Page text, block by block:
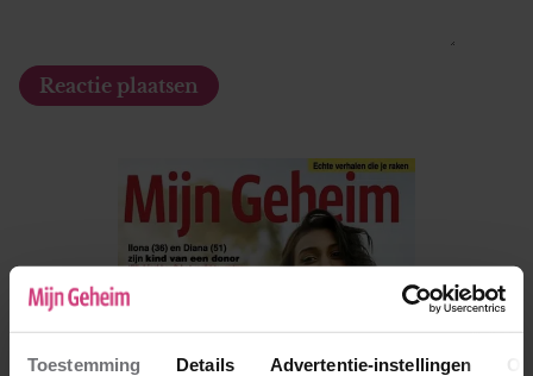
Toestemming Details Advertentie-instellingen